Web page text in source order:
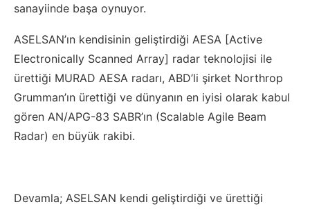
sanayiinde başa oynuyor.
ASELSAN’ın kendisinin geliştirdiği AESA [Active
Electronically Scanned Array] radar teknolojisi ile
ürettiği MURAD AESA radarı, ABD’li şirket Northrop
Grumman’ın ürettiği ve dünyanın en iyisi olarak kabul
gören AN/APG-83 SABR’ın (Scalable Agile Beam
Radar) en büyük rakibi.
Devamla; ASELSAN kendi geliştirdiği ve ürettiği